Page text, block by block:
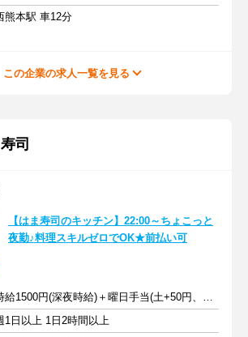
熊本駅 車12分
この企業の求人一覧を見る
司
【はま寿司のキッチン】22:00～ちょこっと
夜勤♪料理スキルゼロでOK★前払い可
時給1500円(深夜時給)＋曜日手当(土+50円、日祝+70円)
1日以上 1日2時間以上